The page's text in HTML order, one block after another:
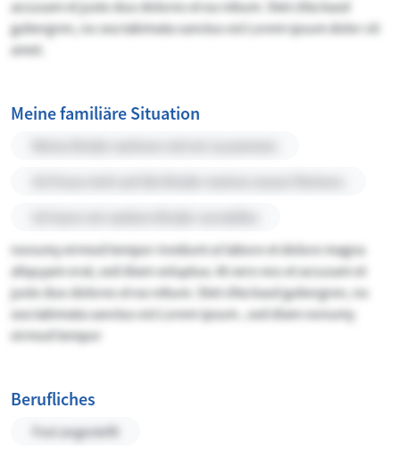
accusam et justo duo dolores et ea rebum. Stet clita kasd
gubergren, no sea takimata sanctus est Lorem ipsum dolor sit
amet.
Meine familiäre Situation
nonumy eirmod tempor invidunt ut labore et dolore magna
aliquyam erat, sed diam voluptua. At vero eos et accusam et
justo duo dolores et ea rebum. Stet clita kasd gubergren, no
sea takimata sanctus est Lorem ipsum , sed diam nonumy
eirmod tempor
Berufliches
Fest angestellt